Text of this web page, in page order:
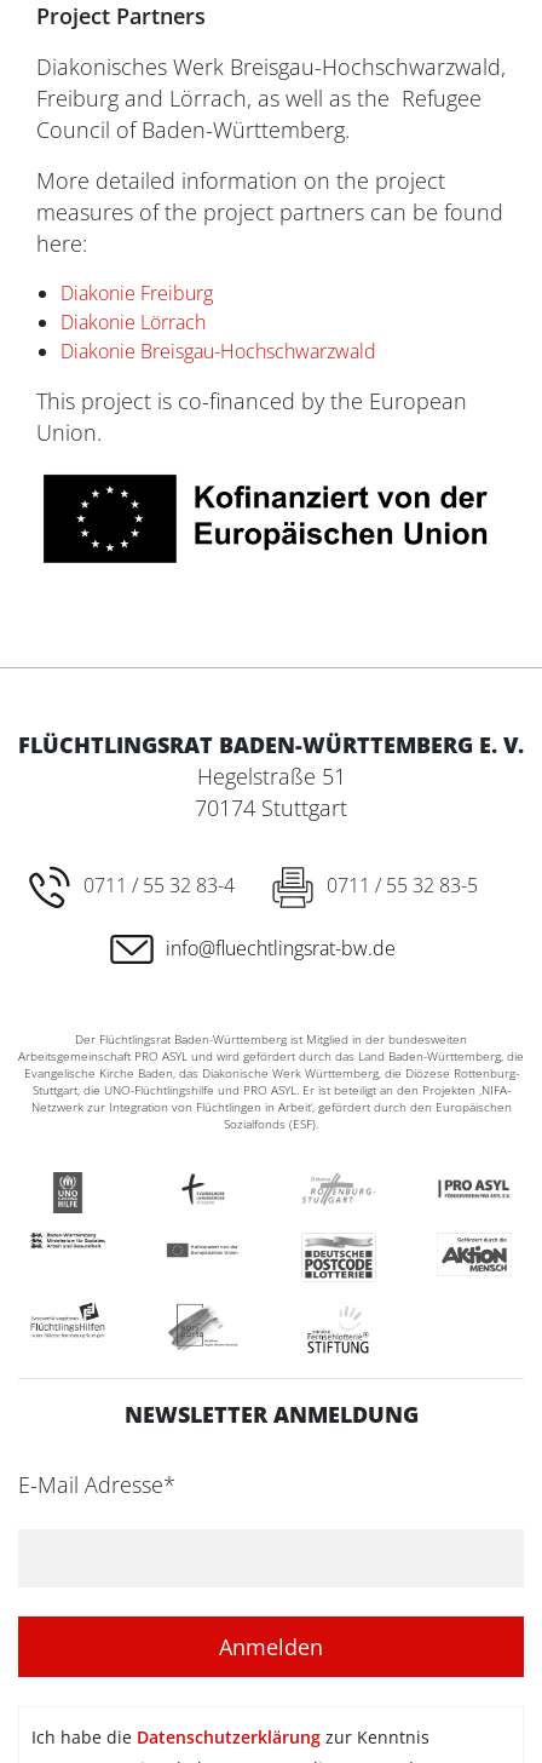
Project Partners
Diakonisches Werk Breisgau-Hochschwarzwald,
Freiburg and Lörrach, as well as the Refugee
Council of Baden-Württemberg.
More detailed information on the project
measures of the project partners can be found
here:
Diakonie Freiburg
Diakonie Lörrach
Diakonie Breisgau-Hochschwarzwald
This project is co-financed by the European
Union.
FLÜCHTLINGSRAT BADEN-WÜRTTEMBERG E. V.
Hegelstraße 51
70174 Stuttgart
0711 / 55 32 83-4 0711 / 55 32 83-5
info@fluechtlingsrat-bw.de
Der Flüchtlingsrat Baden-Württemberg ist Mitglied in der bundesweiten
Arbeitsgemeinschaft PRO ASYL und wird gefördert durch das Land Baden-Württemberg, die
Evangelische Kirche Baden, das Diakonische Werk Württemberg, die Diözese Rottenburg-
Stuttgart, die UNO-Flüchtlingshilfe und PRO ASYL. Er ist beteiligt an den Projekten ‚NIFA-
Netzwerk zur Integration von Flüchtlingen in Arbeit‘, gefördert durch den Europäischen
Sozialfonds (ESF).
NEWSLETTER ANMELDUNG
E-Mail Adresse*
Ich habe die Datenschutzerklärung zur Kenntnis